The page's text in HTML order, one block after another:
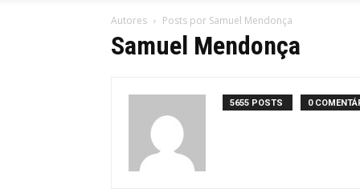
Autores Posts por Samuel Mendonça
Samuel Mendonça
5655 POSTS 0